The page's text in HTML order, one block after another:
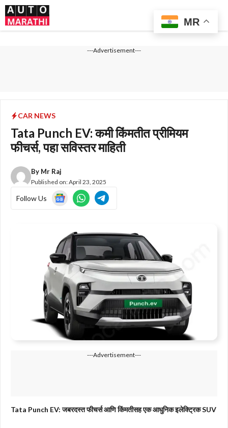
Skip
to
content
---Advertisement---
CAR NEWS
Tata Punch EV: कमी किंमतीत प्रीमियम
फीचर्स, पहा सविस्तर माहिती
By Mr Raj
Published on:April 23, 2025
Follow Us
---Advertisement---
Tata Punch EV: जबरदस्त फीचर्स आणि किंमतीसह एक आधुनिक इलेक्ट्रिक SUV
MR